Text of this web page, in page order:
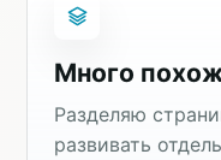
Много
Разделяю
развивать